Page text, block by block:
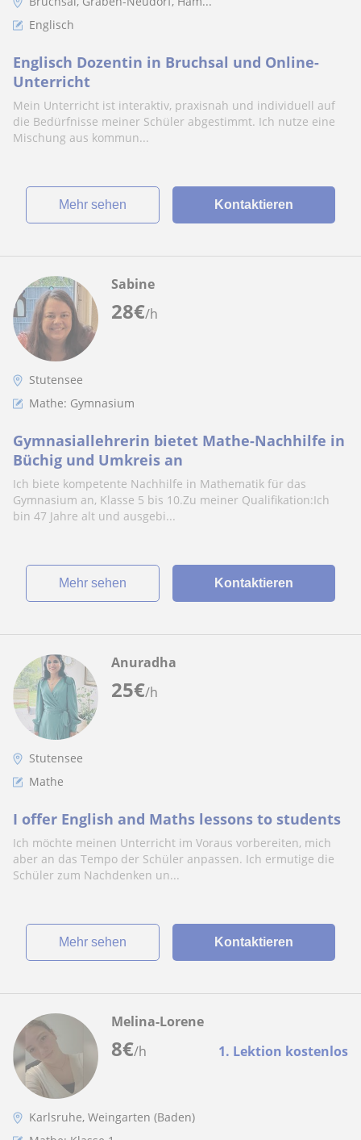
Englisch
Englisch Dozentin in Bruchsal und Online-
Unterricht
Mein Unterricht ist interaktiv, praxisnah und individuell auf
die Bedürfnisse meiner Schüler abgestimmt. Ich nutze eine
Mischung aus kommun...
Mehr sehen Kontaktieren
28€/h
Sabine
Stutensee
Mathe: Gymnasium
Gymnasiallehrerin bietet Mathe-Nachhilfe in
Büchig und Umkreis an
Ich biete kompetente Nachhilfe in Mathematik für das
Gymnasium an, Klasse 5 bis 10.Zu meiner Qualifikation:Ich
bin 47 Jahre alt und ausgebi...
Mehr sehen Kontaktieren
25€/h
Anuradha
Stutensee
Mathe
I offer English and Maths lessons to students
Ich möchte meinen Unterricht im Voraus vorbereiten, mich
aber an das Tempo der Schüler anpassen. Ich ermutige die
Schüler zum Nachdenken un...
Mehr sehen Kontaktieren
8€/h 1. Lektion kostenlos
Melina-Lorene
Karlsruhe, Weingarten (Baden)